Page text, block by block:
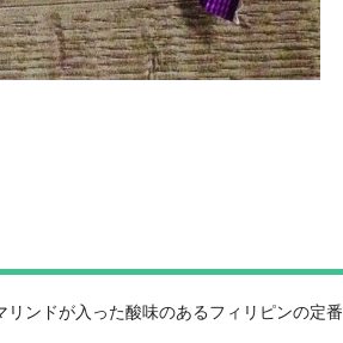
ンドが入った酸味のあるフィリピンの定番